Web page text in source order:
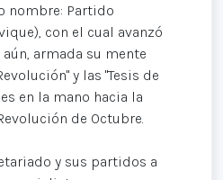
nombre: Partido
con el cual avanzó
armada su mente
y las "Tesis de
en la mano hacia la
de Octubre.
y sus partidos a